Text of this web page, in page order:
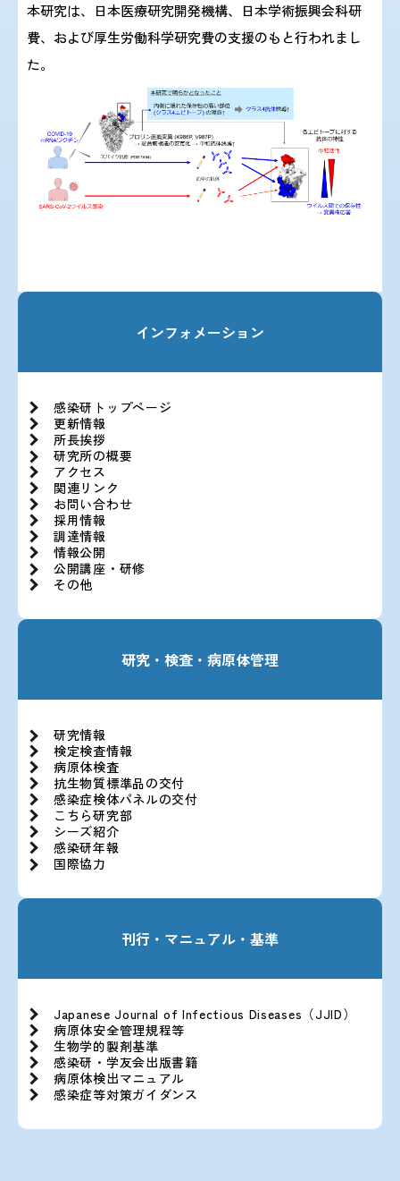
インフォメーション
感染研トップページ
更新情報
所長挨拶
研究所の概要
アクセス
関連リンク
お問い合わせ
採用情報
調達情報
情報公開
公開講座・研修
その他
研究・検査・病原体管理
研究情報
検定検査情報
病原体検査
抗生物質標準品の交付
感染症検体パネルの交付
こちら研究部
シーズ紹介
感染研年報
国際協力
刊行・マニュアル・基準
Japanese Journal of Infectious Diseases（JJID）
病原体安全管理規程等
生物学的製剤基準
感染研・学友会出版書籍
病原体検出マニュアル
感染症等対策ガイダンス
本研究は、日本医療研究開発機構、日本学術振興会科研
費、および厚生労働科学研究費の支援のもと行われまし
た。